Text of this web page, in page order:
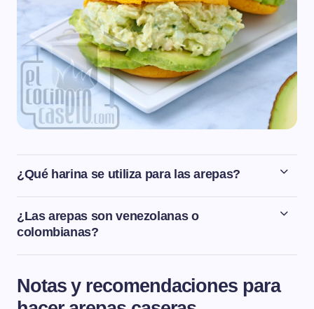
¿Qué harina se utiliza para las arepas?
La harina que se necesita para hacer las arepas es la
harina de maíz precocida, tanto blanca como amarila. La
harina de maíz sin cocer no sirve para hacer arepas ya
¿Las arepas son venezolanas o
colombianas?
Colombia y Venezuela comparten muchos elementos
prehispánico siendo el maíz un alimento esencial para
los pueblos originarios de América así que no se le
Notas y recomendaciones para